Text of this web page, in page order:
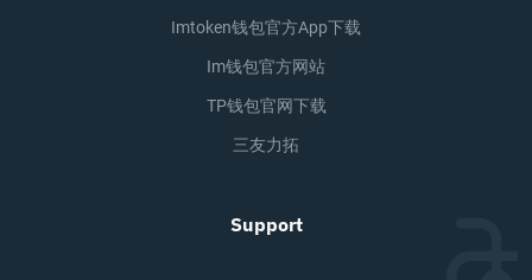
Imtoken钱包官方app下载
Im钱包官方网站
TP钱包官网下载
三友力拓
Support